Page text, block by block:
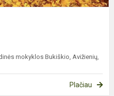
mokyklos Bukiškio, Avižienių,
Plačiau